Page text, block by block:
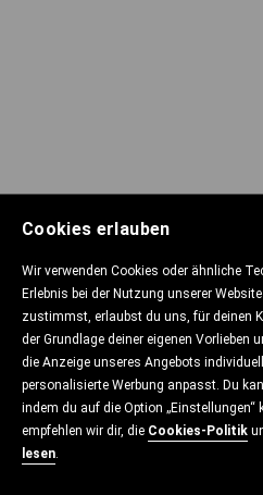
Cookies erlauben
Wir verwenden Cookies oder ähnliche
Erlebnis bei der Nutzung unserer
zustimmst, erlaubst du uns, für deinen
der Grundlage deiner eigenen Vorlieben
die Anzeige unseres Angebots
personalisierte Werbung anpasst. Du
indem du auf die Option
empfehlen wir dir, die Cookies-Politik
lesen.